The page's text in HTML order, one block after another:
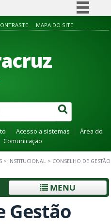
Simplifique!
Acesso à informação
Canais
MAPA DO SITE
Acesso a sistemas
Área do
Comunicação
> INSTITUCIONAL > CONSELHO DE GESTÃO
MENU
Gestão